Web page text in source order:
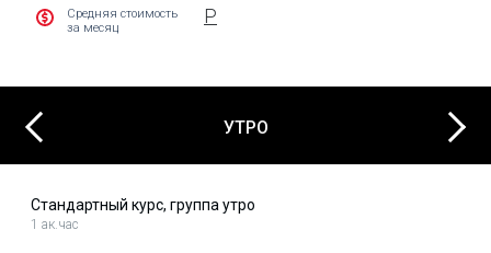
Средняя стоимость
за месяц
Р
Previous УТРО
Стандартный курс, группа утро
1 ак.час
Next